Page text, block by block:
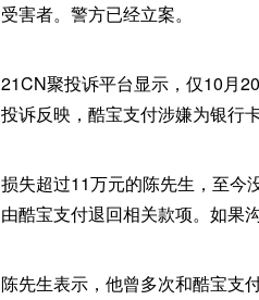
受害者。警方已经立案。
21CN聚投诉平台显示，仅10月
投诉反映，酷宝支付涉嫌为银行
损失超过11万元的陈先生，至今
由酷宝支付退回相关款项。如果
陈先生表示，他曾多次和酷宝支